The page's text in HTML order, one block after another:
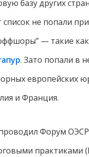
базу других
список не попали
оффшоры” — такие
. Зато попали в
европейских
и Франция.
Форум
практиками